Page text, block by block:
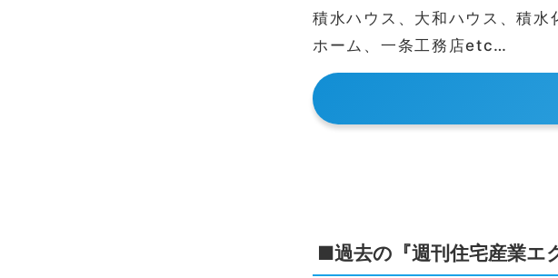
積水ハウス、大和ハウス、積水
ホーム、一条工務店etc…
■過去の『週刊住宅産業エ